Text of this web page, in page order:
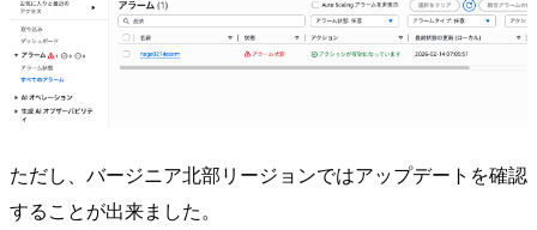
ただし、バージニア北部リージョンではアップデートを確認
することが出来ました。